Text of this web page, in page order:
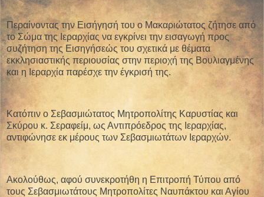
Περαίνοντας την Εισήγησή του ο Μακαριώτατος ζήτησε από
το Σώμα της Ιεραρχίας να εγκρίνει την εισαγωγή προς
συζήτηση της Εισηγήσεώς του σχετικά με θέματα
εκκλησιαστικής περιουσίας στην περιοχή της Βουλιαγμένης
και η Ιεραρχία παρέσχε την έγκρισή της.
Κατόπιν ο Σεβασμιώτατος Μητροπολίτης Καρυστίας και
Σκύρου κ. Σεραφείμ, ως Αντιπρόεδρος της Ιεραρχίας,
αντιφώνησε εκ μέρους των Σεβασμιωτάτων Ιεραρχών.
Ακολούθως, αφού συνεκροτήθη η Επιτροπή Τύπου από
τους Σεβασμιωτάτους Μητροπολίτες Ναυπάκτου και Αγίου